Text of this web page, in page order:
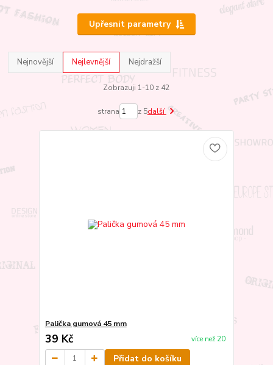
Upřesnit parametry
Nejnovější Nejlevnější Nejdražší
Zobrazuji 1-10 z 42
strana z 5další
Palička gumová 45 mm
39 Kč více než 20
Přidat do košíku